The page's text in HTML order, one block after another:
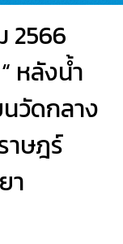
2566
หลังน้ำ
นวัดกลาง
าษฎร์
า